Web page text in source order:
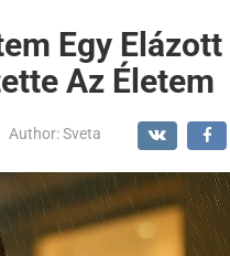
Egy
Az Életem
Author:Sveta